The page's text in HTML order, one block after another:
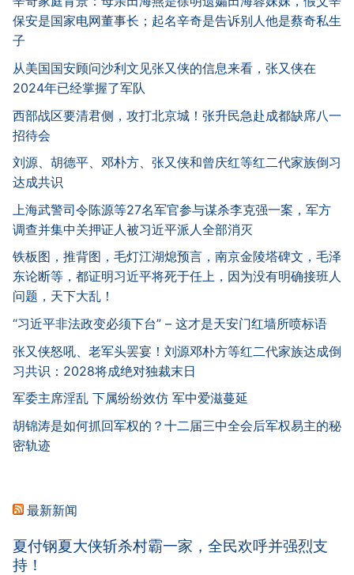
保安是国家电网董事长；起名辛奇是告诉别人他是蔡奇私生
子
从美国国安顾问沙利文见张又侠的信息来看，张又侠在
2024年已经掌握了军队
西部战区要清君侧，攻打北京城！张升民急赴成都缺席八一
招待会
刘源、胡德平、邓朴方、张又侠和曾庆红等红二代家族倒习
达成共识
上海武警司令陈源等27名军官参与谋杀李克强一案，军方
调查并集中关押证人被习近平派人全部消灭
铁板图，推背图，毛灯江湖熄预言，南京金陵塔碑文，毛泽
东论断等，都证明习近平将死于任上，因为没有明确接班人
问题，天下大乱！
“习近平非法政变必须下台” – 这才是天安门红墙所喷标语
张又侠怒吼、老军头罢宴！刘源邓朴方等红二代家族达成倒
习共识：2028将成绝对独裁末日
军委主席淫乱 下属纷纷效仿 军中爱滋蔓延
胡锦涛是如何抓回军权的？十二届三中全会后军权易主的秘
密轨迹
最新新闻
夏付钢夏大侠斩杀村霸一家，全民欢呼并强烈支
持！